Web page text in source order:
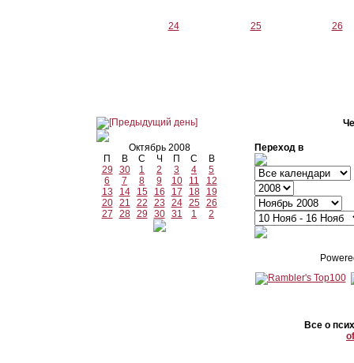
24 25 26
Октябрь 2008
П
В С Ч П С
В
29
30 1 2 3 4
5
6
7 8 9 10 11
12
13
14 15 16 17 18
19
20
21 22 23 24 25
26
27
28 29 30 31 1 2
Переход в
Все о